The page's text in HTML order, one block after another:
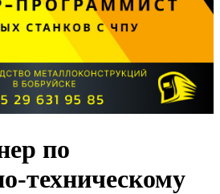
по
техническому